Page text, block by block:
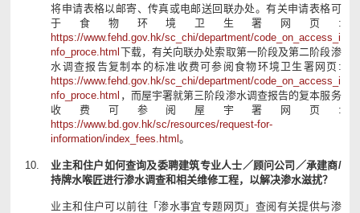
将申请表格以邮寄、传真或电邮送回联办处。有关申请表格可
于食物环境卫生署网页:
https://www.fehd.gov.hk/sc_chi/department/code_on_access_i
nfo_proce.html下载，有关向联办处索取第一阶段及第二阶段渗
水调查报告复制本的标准收费可参阅食物环境卫生署网页:
https://www.fehd.gov.hk/sc_chi/department/code_on_access_i
nfo_proce.html ，而屋宇署就第三阶段渗水调查报告的复本服务
收费可参阅屋宇署网页:
https://www.bd.gov.hk/sc/resources/request-for-
information/index_fees.html。
业主和住户如何查询及委聘建筑专业人士／顾问公司／承建商/
持牌水喉匠进行渗水调查和相关维修工程，以解决渗水滋扰？
业主和住户可以前往「渗水事宜专题网页」查阅有关提供与渗